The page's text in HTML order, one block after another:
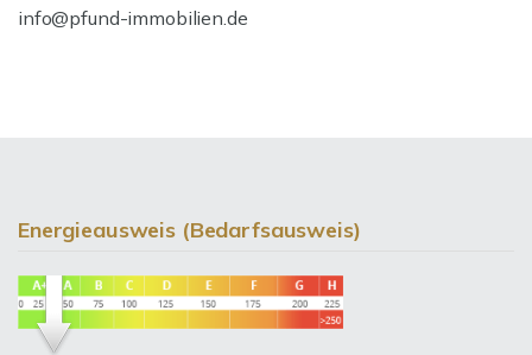
info@pfund-immobilien.de
Energieausweis (Bedarfsausweis)